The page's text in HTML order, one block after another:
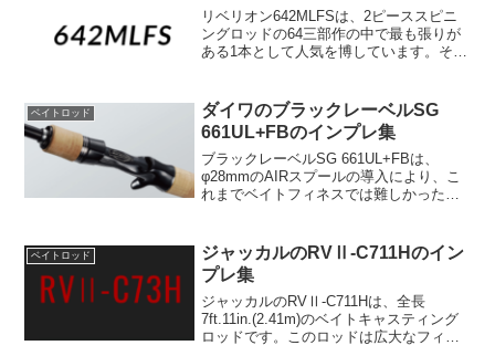
リベリオン642MLFSは、2ピーススピニ
ングロッドの64三部作の中で最も張りが
ある1本として人気を博しています。その
ンに対応できるだけでなく、優れたパフ
ォーマンスを発...
ベイトロッド
ダイワのブラックレーベルSG
661UL+FBのインプレ集
ブラックレーベルSG 661UL+FBは、
φ28mmのAIRスプールの導入により、こ
れまでベイトフィネスでは難しかったス
けでなく、スピニングと同等の操作性と
感度、そして...
ベイトロッド
ジャッカルのRVⅡ-C711Hのイン
プレ集
ジャッカルのRVⅡ-C711Hは、全長
7ft.11in.(2.41m)のベイトキャスティング
ロッドです。このロッドは広大なフィッ